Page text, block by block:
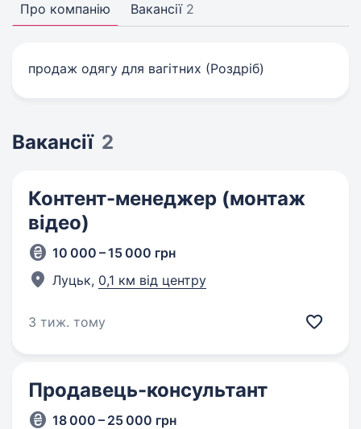
Про компанію Вакансії 2
продаж одягу для вагітних (Роздріб)
Вакансії 2
Контент-менеджер (монтаж
відео)
10 000 – 15 000 грн
Луцьк, 0,1 км від центру
3 тиж. тому
Продавець-консультант
18 000 – 25 000 грн